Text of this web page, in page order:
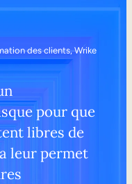
des clients, Wrike
pour que
libres de
leur permet